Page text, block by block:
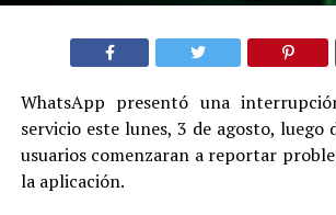
WhatsApp presentó una
servicio este lunes, 3 de agosto, luego
usuarios comenzaran a reportar
la aplicación.